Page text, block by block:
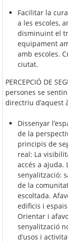
Facilitar la
a les escoles,
disminuint el
equipament
amb escoles.
ciutat.
PERCEPCIÓ DE
persones se
directriu d’aquest
Dissenyar
de la
principis de
real: La
accés a ajuda.
senyalització:
de la
escoltada.
edificis i
Orientar i
senyalització
d’usos i